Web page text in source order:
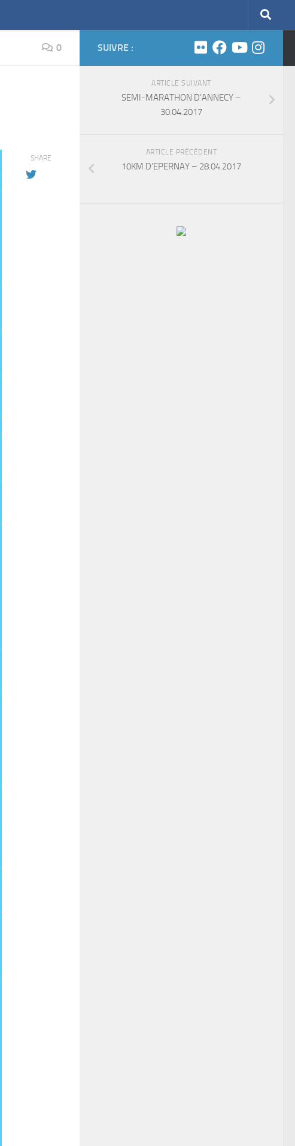
0
SHARE
SUIVRE :
ARTICLE SUIVANT
SEMI-MARATHON D’ANNECY –
30.04.2017
ARTICLE PRÉCÉDENT
10KM D’EPERNAY – 28.04.2017